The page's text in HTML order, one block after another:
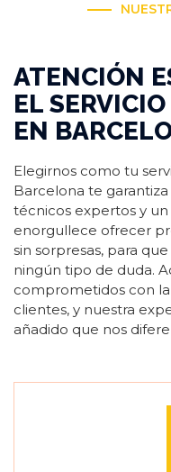
ATENCIÓN
EL
EN
Elegirnos como tu
Barcelona te
técnicos expertos y
enorgullece ofrecer
sin sorpresas, para
ningún tipo de duda.
comprometidos con
clientes, y nuestra
añadido que nos